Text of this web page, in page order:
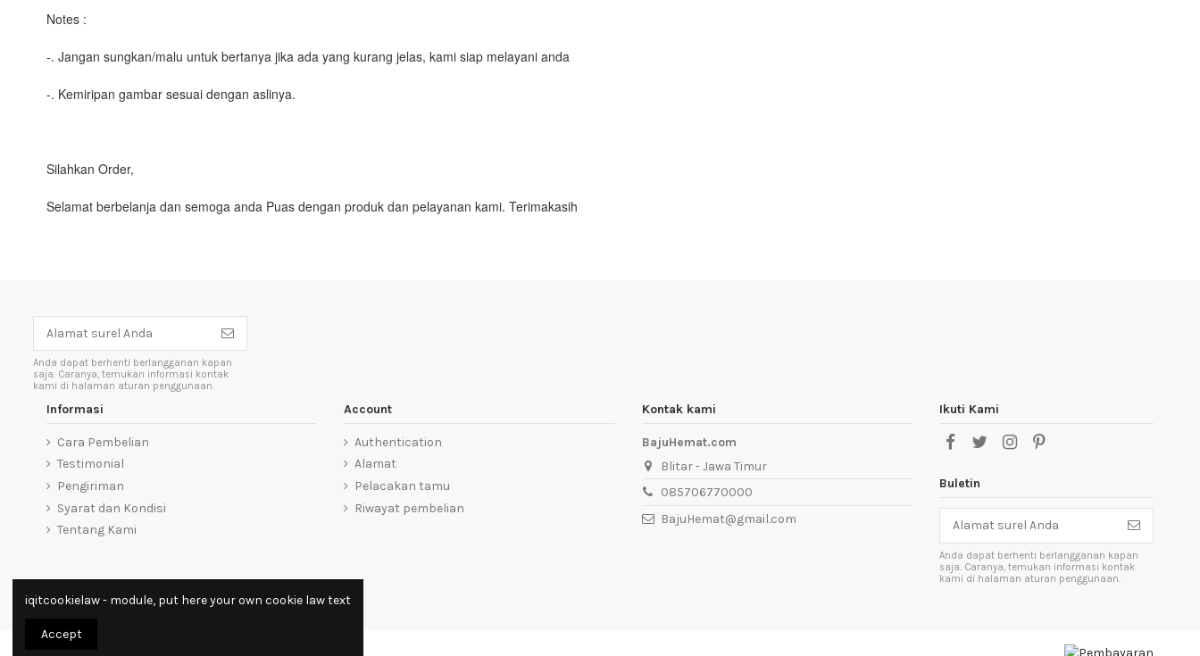
Notes :
-. Jangan sungkan/malu untuk bertanya jika ada yang kurang jelas, kami siap melayani anda
-. Kemiripan gambar sesuai dengan aslinya.
Silahkan Order,
Selamat berbelanja dan semoga anda Puas dengan produk dan pelayanan kami. Terimakasih
Anda dapat berhenti berlangganan kapan
saja. Caranya, temukan informasi kontak
kami di halaman aturan penggunaan.
Informasi
Cara Pembelian
Testimonial
Pengiriman
Syarat dan Kondisi
Tentang Kami
Account
Authentication
Alamat
Pelacakan tamu
Riwayat pembelian
Kontak kami
BajuHemat.com
Blitar - Jawa Timur
085706770000
BajuHemat@gmail.com
Ikuti Kami
Buletin
Anda dapat berhenti berlangganan kapan
saja. Caranya, temukan informasi kontak
kami di halaman aturan penggunaan.
iqitcookielaw - module, put here your own cookie law text
Accept